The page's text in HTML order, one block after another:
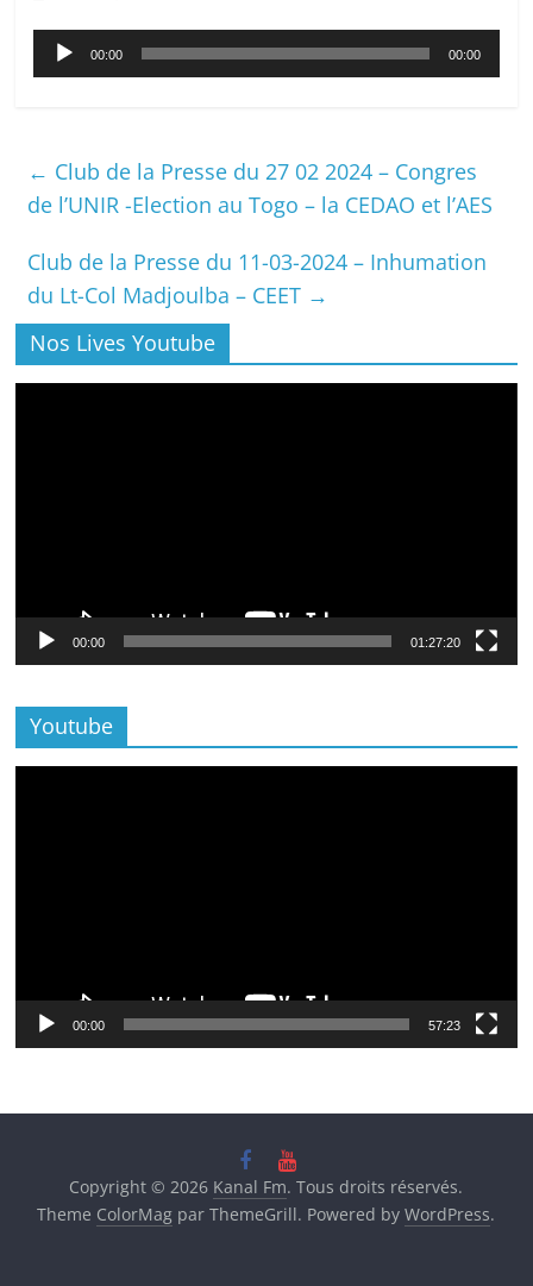
Lecteur
audio
00:00 00:00
← Club de la Presse du 27 02 2024 – Congres
de l’UNIR -Election au Togo – la CEDAO et l’AES
Club de la Presse du 11-03-2024 – Inhumation
du Lt-Col Madjoulba – CEET →
Nos Lives Youtube
00:00 01:27:20
Youtube
00:00 57:23
Copyright © 2026 Kanal Fm. Tous droits réservés.
Theme ColorMag par ThemeGrill. Powered byWordPress.